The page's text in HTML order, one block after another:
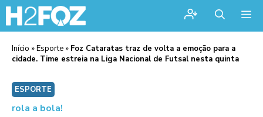
Início »Esporte » Foz Cataratas traz de volta a emoção para a
cidade. Time estreia na Liga Nacional de Futsal nesta quinta
ESPORTE
rola a bola!